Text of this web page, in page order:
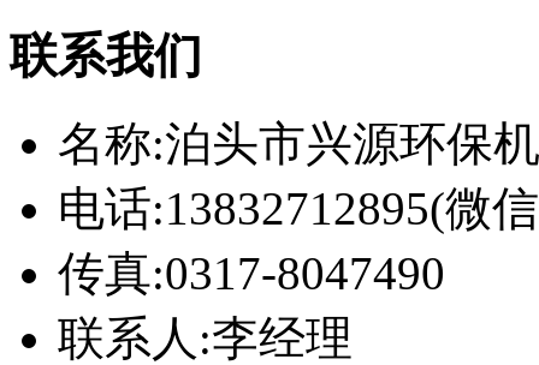
联系我们
名称:泊头市兴源环保
电话:13832712895(微
传真:0317-8047490
联系人:李经理